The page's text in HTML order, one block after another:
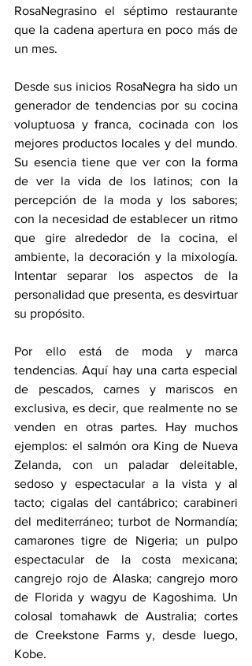
RosaNegrasino el séptimo restaurante
que la cadena apertura en poco más de
un mes.
Desde sus inicios RosaNegra ha sido un
generador de tendencias por su cocina
voluptuosa y franca, cocinada con los
mejores productos locales y del mundo.
Su esencia tiene que ver con la forma
de ver la vida de los latinos; con la
percepción de la moda y los sabores;
con la necesidad de establecer un ritmo
que gire alrededor de la cocina, el
ambiente, la decoración y la mixología.
Intentar separar los aspectos de la
personalidad que presenta, es desvirtuar
su propósito.
Por ello está de moda y marca
tendencias. Aquí hay una carta especial
de pescados, carnes y mariscos en
exclusiva, es decir, que realmente no se
venden en otras partes. Hay muchos
ejemplos: el salmón ora King de Nueva
Zelanda, con un paladar deleitable,
sedoso y espectacular a la vista y al
tacto; cigalas del cantábrico; carabineri
del mediterráneo; turbot de Normandía;
camarones tigre de Nigeria; un pulpo
espectacular de la costa mexicana;
cangrejo rojo de Alaska; cangrejo moro
de Florida y wagyu de Kagoshima. Un
colosal tomahawk de Australia; cortes
de Creekstone Farms y, desde luego,
Kobe.